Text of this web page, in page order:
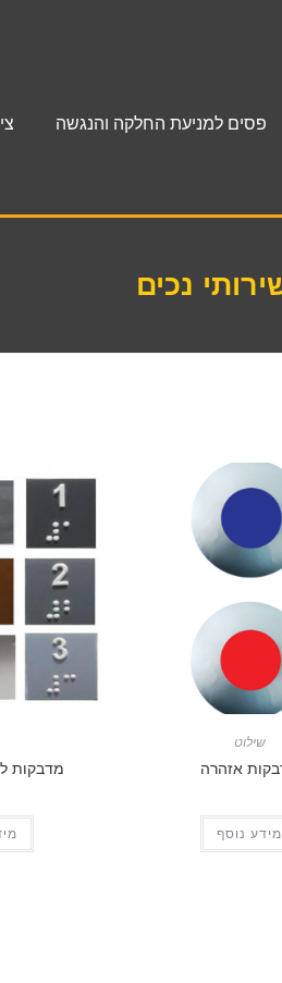
פסים למניעת החלקה והנגשה
נכים
מדבקות
שילוט
אזהרה
מידע נוסף